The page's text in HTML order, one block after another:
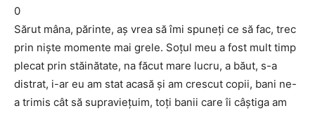
0
Sărut mâna, părinte, aş vrea să îmi spuneţi ce să fac, trec
prin nişte momente mai grele. Soţul meu a fost mult timp
plecat prin stăinătate, na făcut mare lucru, a băut, s-a
distrat, i-ar eu am stat acasă şi am crescut copii, bani ne-
a trimis cât să supravieţuim, toţi banii care îi câştiga am